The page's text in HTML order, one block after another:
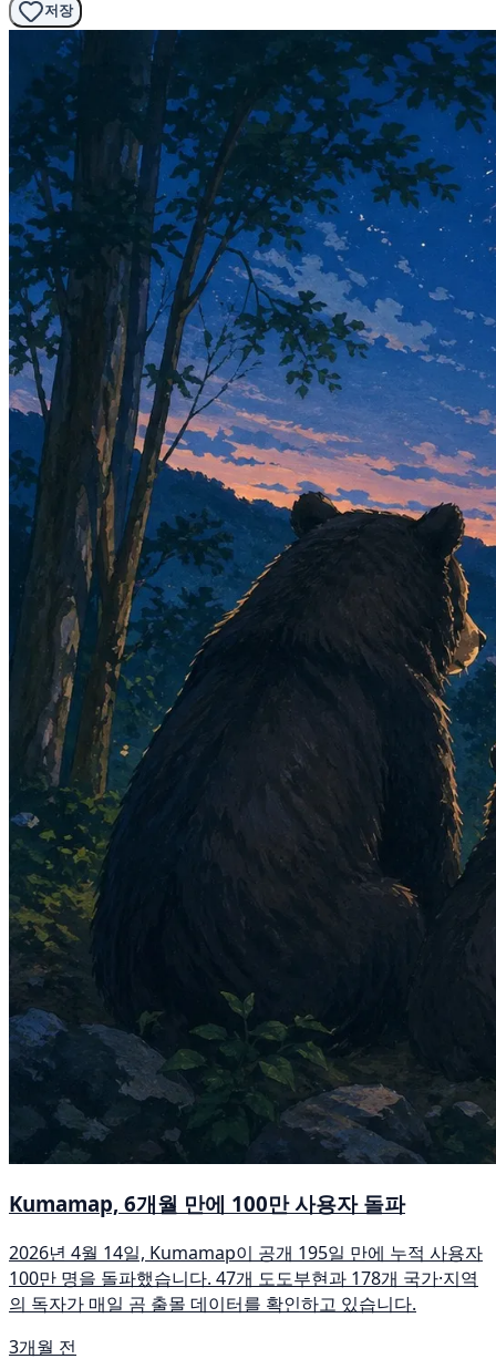
저장
Kumamap, 6개월 만에 100만 사용자 돌파
2026년 4월 14일, Kumamap이 공개 195일 만에 누적 사용자
100만 명을 돌파했습니다. 47개 도도부현과 178개 국가·지역
의 독자가 매일 곰 출몰 데이터를 확인하고 있습니다.
3개월 전